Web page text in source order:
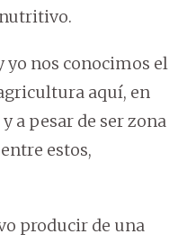
yo nos conocimos el
aquí, en
a pesar de ser zona
estos,
producir de una